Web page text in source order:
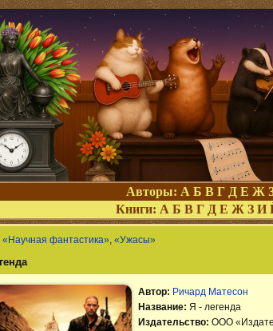
Авторы: А Б В Г Д Е Ж
Книги: А Б В Г Д Е Ж З И
«Научная фантастика», «Ужасы»
Автор: Ричард Матесон
Название: Я - легенда
Издательство: ООО